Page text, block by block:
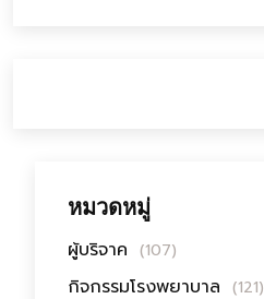
หมวดหมู่
ผู้บริจาค (107)
กิจกรรมโรงพยาบาล (121)